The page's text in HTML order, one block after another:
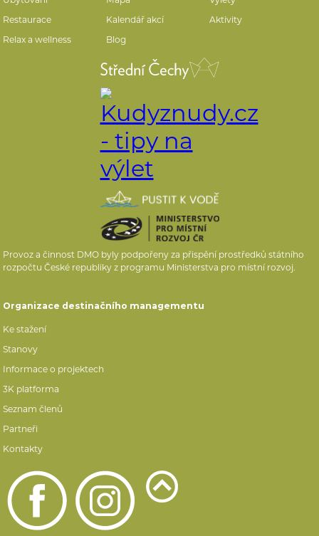
Restaurace
Kalendář akcí
Aktivity
Relax a wellness
Blog
Provoz a činnost DMO byly podpořeny za přispění prostředků státního
rozpočtu České republiky z programu Ministerstva pro místní rozvoj.
Organizace destinačního managementu
Ke stažení
Stanovy
Informace o projektech
3K platforma
Seznam členů
Partneři
Kontakty